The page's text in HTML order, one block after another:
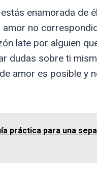
enamorada de
no
late por alguien
dudas sobre ti
amor es posible y
práctica para una